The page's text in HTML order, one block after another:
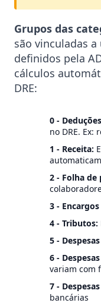
Grupos das
são vinculadas a
definidos pela
cálculos
DRE:
0 -
no DRE. Ex:
1 - Receita:
2 - Folha de
3 -
4 - Tributos:
5 -
6 -
variam com
7 -
bancárias